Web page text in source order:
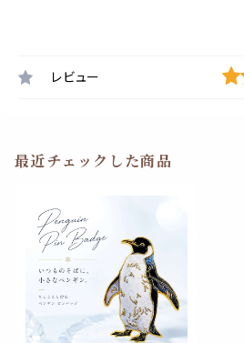
レビュー
最近チェックした商品